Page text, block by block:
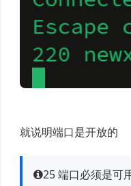
就说明端口是开放的
25 端口必须是可